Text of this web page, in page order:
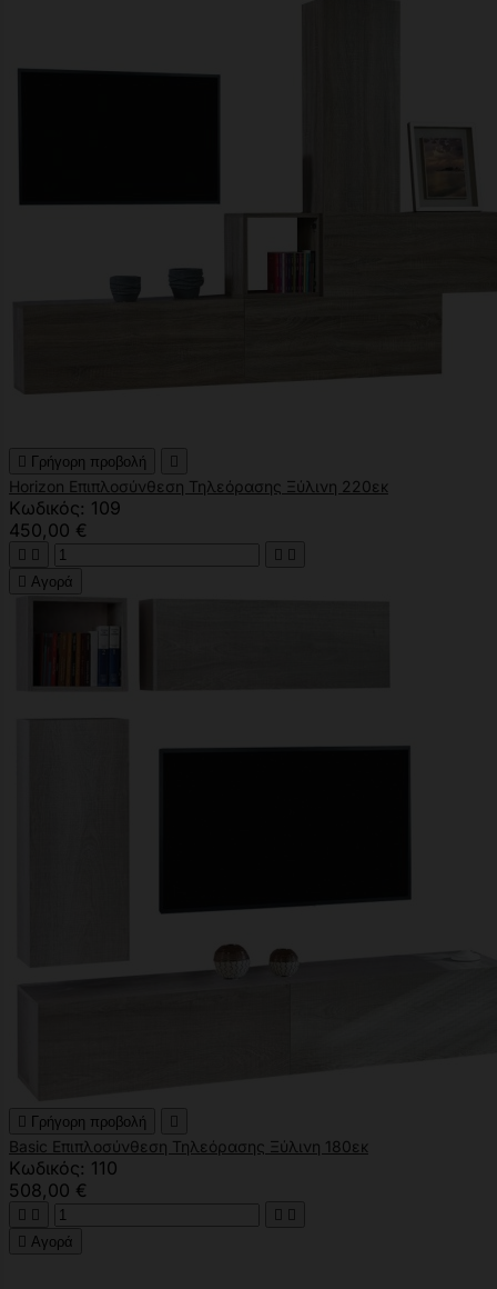
 Γρήγορη προβολή 
Horizon Επιπλοσύνθεση Τηλεόρασης Ξύλινη 220εκ
Κωδικός: 109
450,00 €
   
 Αγορά
 Γρήγορη προβολή 
Basic Επιπλοσύνθεση Τηλεόρασης Ξύλινη 180εκ
Κωδικός: 110
508,00 €
   
 Αγορά